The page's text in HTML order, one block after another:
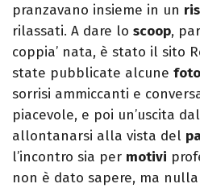
pranzavano insieme in un
rilassati. A dare lo scoop,
coppia’ nata, è stato il sito
state pubblicate alcune foto
sorrisi ammiccanti e
piacevole, e poi un’uscita
allontanarsi alla vista del
l’incontro sia per motivi
non è dato sapere, ma